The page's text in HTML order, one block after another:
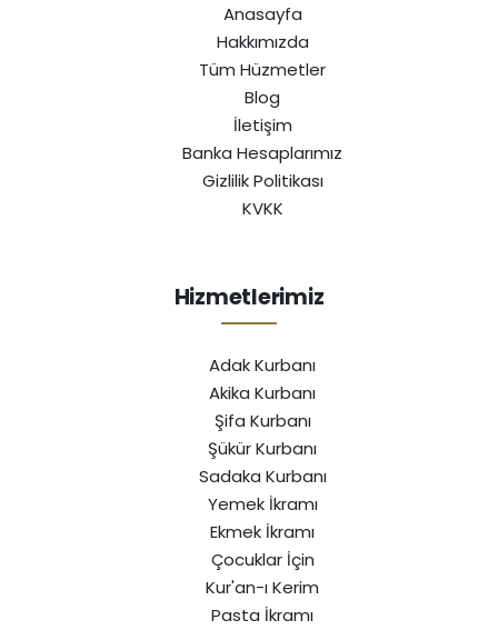
Anasayfa
Hakkımızda
Tüm Hüzmetler
Blog
İletişim
Banka Hesaplarımız
Gizlilik Politikası
KVKK
Hizmetlerimiz
Adak Kurbanı
Akika Kurbanı
Şifa Kurbanı
Şükür Kurbanı
Sadaka Kurbanı
Yemek İkramı
Ekmek İkramı
Çocuklar İçin
Kur'an-ı Kerim
Pasta İkramı